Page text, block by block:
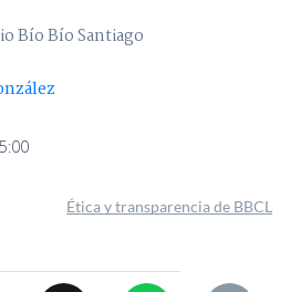
Bío Bío Santiago
Ética y transparencia de BBCL